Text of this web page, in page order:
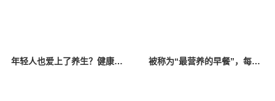
年轻人也爱上了养生？健康消费正在成为潮流！ 被称为“最营养的早餐”，每天吃1个更健康！